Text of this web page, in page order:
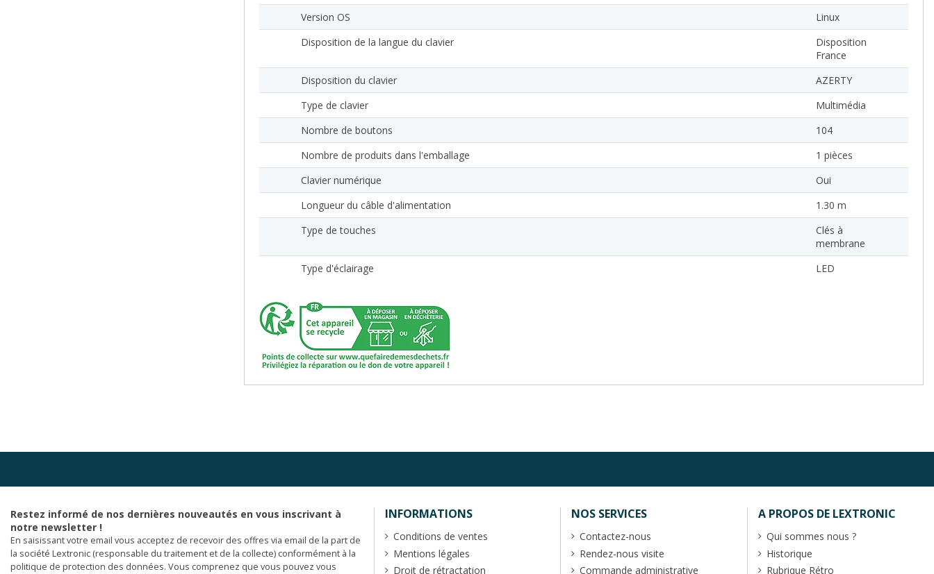
Version OS
Linux
Disposition de la langue du clavier
Disposition
France
Disposition du clavier
AZERTY
Type de clavier
Multimédia
Nombre de boutons
104
Nombre de produits dans l'emballage
1 pièces
Clavier numérique
Oui
Longueur du câble d'alimentation
1.30 m
Type de touches
Clés à
membrane
Type d'éclairage
LED
Restez informé de nos dernières nouveautés en vous inscrivant à
notre newsletter !
En saisissant votre email vous acceptez de recevoir des offres via email de la part de
la société Lextronic (responsable du traitement et de la collecte) conformément à la
politique de protection des données. Vous comprenez que vous pouvez vous
INFORMATIONS
Conditions de ventes
Mentions légales
Droit de rétractation
NOS SERVICES
Contactez-nous
Rendez-nous visite
Commande administrative
A PROPOS DE LEXTRONIC
Qui sommes nous ?
Historique
Rubrique Rétro